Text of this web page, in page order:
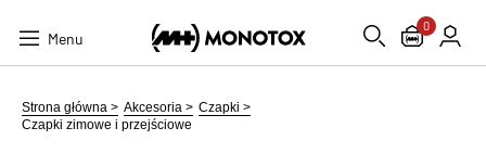
Menu
0
Strona główna > Akcesoria > Czapki >
Czapki zimowe i przejściowe